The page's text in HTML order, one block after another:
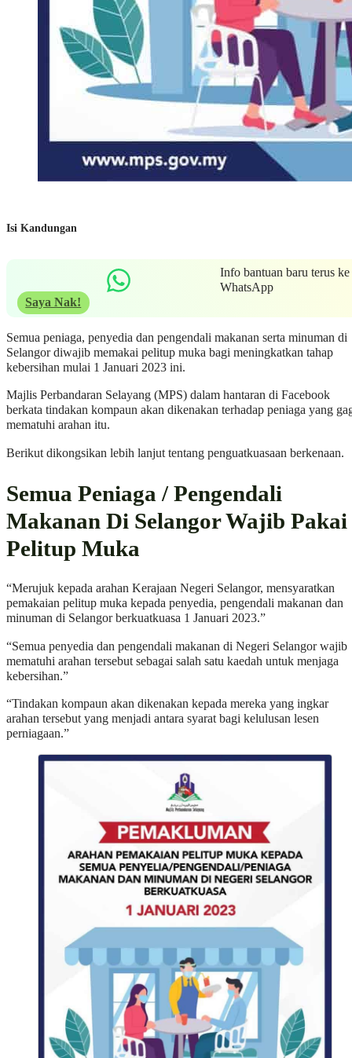
Isi Kandungan
Info bantuan baru terus ke
WhatsApp
Saya Nak!
Semua peniaga, penyedia dan pengendali makanan serta minuman di
Selangor diwajib memakai pelitup muka bagi meningkatkan tahap
kebersihan mulai 1 Januari 2023 ini.
Majlis Perbandaran Selayang (MPS) dalam hantaran di Facebook
berkata tindakan kompaun akan dikenakan terhadap peniaga yang
mematuhi arahan itu.
Berikut dikongsikan lebih lanjut tentang penguatkuasaan berkenaan.
Semua Peniaga / Pengendali
Makanan Di Selangor Wajib Pakai
Pelitup Muka
“Merujuk kepada arahan Kerajaan Negeri Selangor, mensyaratkan
pemakaian pelitup muka kepada penyedia, pengendali makanan dan
minuman di Selangor berkuatkuasa 1 Januari 2023.”
“Semua penyedia dan pengendali makanan di Negeri Selangor wajib
mematuhi arahan tersebut sebagai salah satu kaedah untuk menjaga
kebersihan.”
“Tindakan kompaun akan dikenakan kepada mereka yang ingkar
arahan tersebut yang menjadi antara syarat bagi kelulusan lesen
perniagaan.”